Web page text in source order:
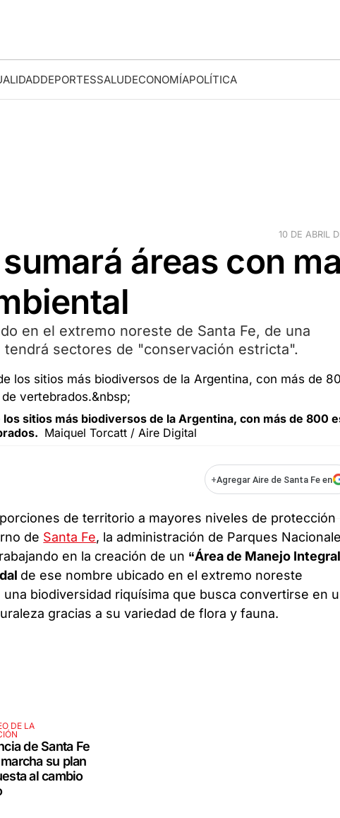
DEPORTESSALUDECONOMÍAPOLÍTICA
10 DE ABRIL
áreas con
en el extremo noreste de Santa Fe, de una
sectores de "conservación estricta".
sitios más biodiversos de la Argentina, con más de 800
Maiquel Torcatt / Aire Digital
+Agregar Aire de Santa Fe en
de territorio a mayores niveles de protección
de Santa Fe, la administración de Parques
en la creación de un “Área de Manejo Integral
de ese nombre ubicado en el extremo noreste
biodiversidad riquísima que busca convertirse en
gracias a su variedad de flora y fauna.
DE LA
de Santa Fe
su plan
al cambio